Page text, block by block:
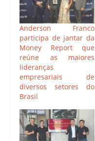
Anderson Franco
participa de jantar da
Money Report que
reúne as maiores
lideranças
empresariais de
diversos setores do
Brasil